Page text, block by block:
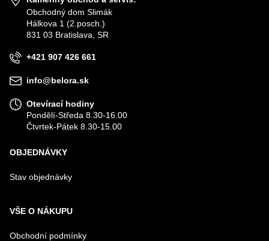
VÁŠ E-MAIL
Obchodný dom Slimák
Hálkova 1 (2.posch.)
831 03 Bratislava, SR
+421 907 426 661
info@belora.sk
Otevírací hodiny
Pondělí-Středa 8.30-16.00
Čtvrtek-Pátek 8.30-15.00
OBJEDNÁVKY
Stav objednávky
VŠE O NÁKUPU
Obchodní podmínky